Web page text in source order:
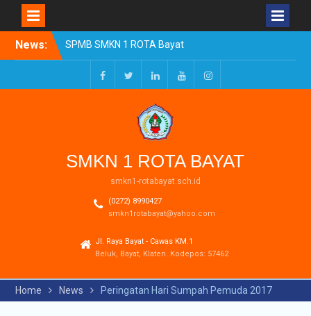
News:
SPMB SMKN 1 ROTA Bayat
Tahun Ajaran 2026/2027
Resmi Dibuka
Pengumuman Kelulusan
Tahun Ajaran 2025-2026
Realisasi Dana BOSP
Reguler Tahap 1 Tahun
FacebookTwitterLinkedInYoutubeInstagram
SMKN 1 ROTA BAYAT
smkn1-rotabayat.sch.id
(0272) 8990427
smkn1rotabayat@yahoo.com
Jl. Raya Bayat - Cawas KM.1
Beluk, Bayat, Klaten. Kodepos: 57462
Home News Peringatan Hari Sumpah Pemuda 2017